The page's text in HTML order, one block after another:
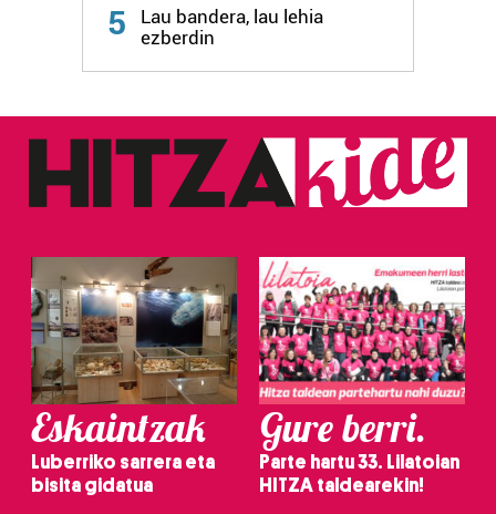
fitxategiak erabiltzen ditu. Zure esperientzia eta
zerbitzuak hobetzeko asmoz, cookie teknologiaz
baliatzen gara. Ohar hau onartuz gero, teknologia hori
5
Lau bandera, lau lehia
ezberdin
Eskaintzak
Luberriko sarrera eta
bisita gidatua
Gure berri.
Parte hartu 33. Lilatoian
HITZA taldearekin!